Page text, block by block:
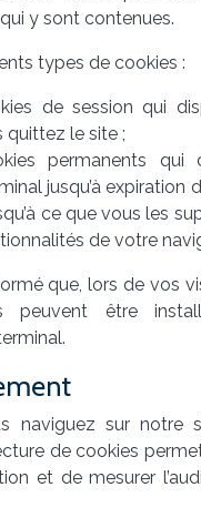
y sont contenues.
types de cookies :
de session qui
quittez le site ;
permanents qui
jusqu’à expiration
ce que vous les
de votre
que, lors de vos
peuvent être
naviguez sur notre
de cookies
et de mesurer